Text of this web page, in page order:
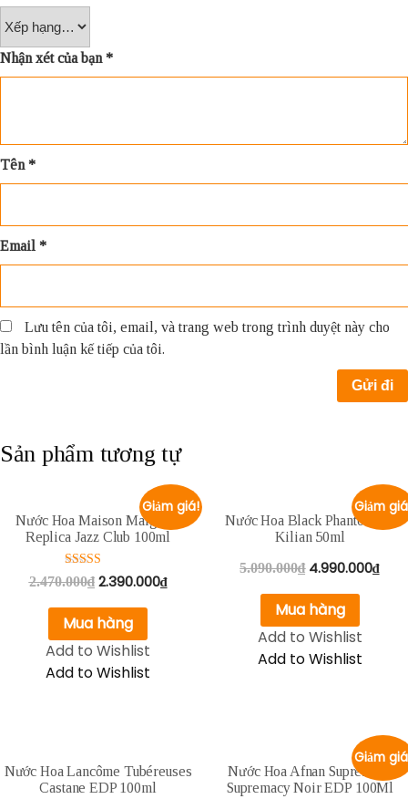
Nhận xét của bạn *
Tên *
Email *
Lưu tên của tôi, email, và trang web trong trình duyệt này cho
lần bình luận kế tiếp của tôi.
Sản phẩm tương tự
Giảm giá!
Nước Hoa Maison Margiela
Replica Jazz Club 100ml
Được xếp
hạng
5 sao
2.470.000₫ 2.390.000₫
Mua hàng
Add to Wishlist
Add to Wishlist
Giảm
Nước Hoa Black Phantom By
Kilian 50ml
5.090.000₫ 4.990.000₫
Mua hàng
Add to Wishlist
Add to Wishlist
Nước Hoa Lancôme Tubéreuses
Castane EDP 100ml
Giảm
Nước Hoa Afnan Supremacy
Supremacy Noir EDP 100Ml